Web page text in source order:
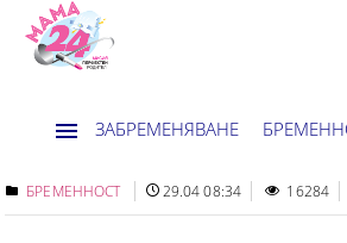
ЗАБРЕМЕНЯВАНЕ
ДОМ НОВИНИ
БРЕМЕННОСТ 29.04 08:34 16284